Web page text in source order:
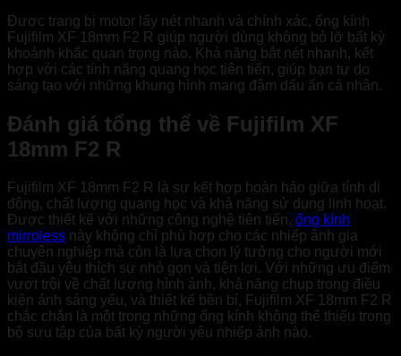
Được trang bị motor lấy nét nhanh và chính xác, ống kính
Fujifilm XF 18mm F2 R giúp người dùng không bỏ lỡ bất kỳ
khoảnh khắc quan trọng nào. Khả năng bắt nét nhanh, kết
hợp với các tính năng quang học tiên tiến, giúp bạn tự do
sáng tạo với những khung hình mang đậm dấu ấn cá nhân.
Đánh giá tổng thể về Fujifilm XF
18mm F2 R
Fujifilm XF 18mm F2 R là sự kết hợp hoàn hảo giữa tính di
động, chất lượng quang học và khả năng sử dụng linh hoạt.
Được thiết kế với những công nghệ tiên tiến, ống kính
mirroless này không chỉ phù hợp cho các nhiếp ảnh gia
chuyên nghiệp mà còn là lựa chọn lý tưởng cho người mới
bắt đầu yêu thích sự nhỏ gọn và tiện lợi. Với những ưu điểm
vượt trội về chất lượng hình ảnh, khả năng chụp trong điều
kiện ánh sáng yếu, và thiết kế bền bỉ, Fujifilm XF 18mm F2 R
chắc chắn là một trong những ống kính không thể thiếu trong
bộ sưu tập của bất kỳ người yêu nhiếp ảnh nào.